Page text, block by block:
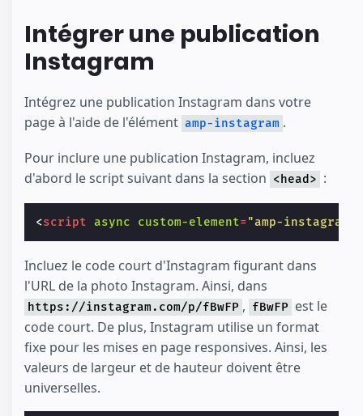
Intégrer une publication
Instagram
Intégrez une publication Instagram dans votre
page à l'aide de l'élément amp-instagram .
Pour inclure une publication Instagram, incluez
d'abord le script suivant dans la section <head> :
<script async custom-element="amp-instagram"
Incluez le code court d'Instagram figurant dans
l'URL de la photo Instagram. Ainsi, dans
https://instagram.com/p/fBwFP , fBwFP est le
code court. De plus, Instagram utilise un format
fixe pour les mises en page responsives. Ainsi, les
valeurs de largeur et de hauteur doivent être
universelles.